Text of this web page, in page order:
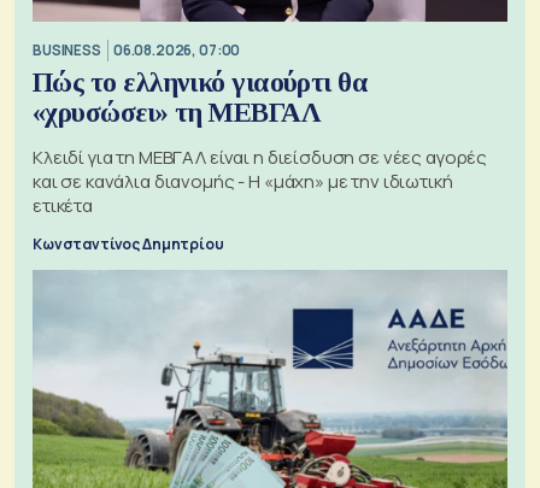
BUSINESS 06.08.2026, 07:00
Πώς το ελληνικό γιαούρτι θα
«χρυσώσει» τη ΜΕΒΓΑΛ
Κλειδί για τη ΜΕΒΓΑΛ είναι η διείσδυση σε νέες αγορές
και σε κανάλια διανομής - Η «μάχη» με την ιδιωτική
ετικέτα
Κωνσταντίνος Δημητρίου